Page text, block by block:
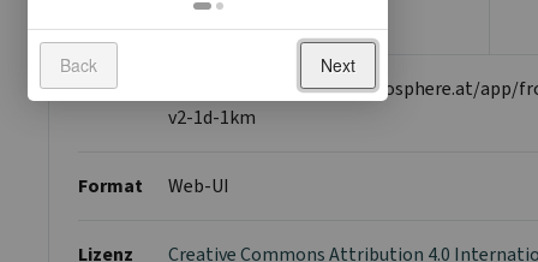
Metadaten
Ressource
https://dataset.api.hub.geosphere.at/
v2-1d-1km
Format Web-UI
Lizenz Creative Commons Attribution 4.0
Back Next